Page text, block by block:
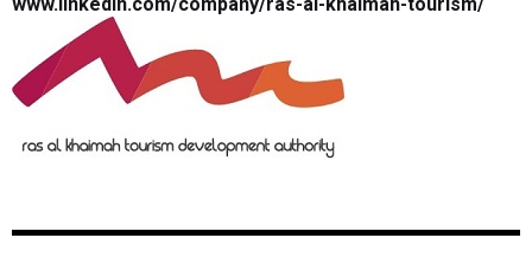
www.linkedin.com/company/ras-al-khaimah-tourism/